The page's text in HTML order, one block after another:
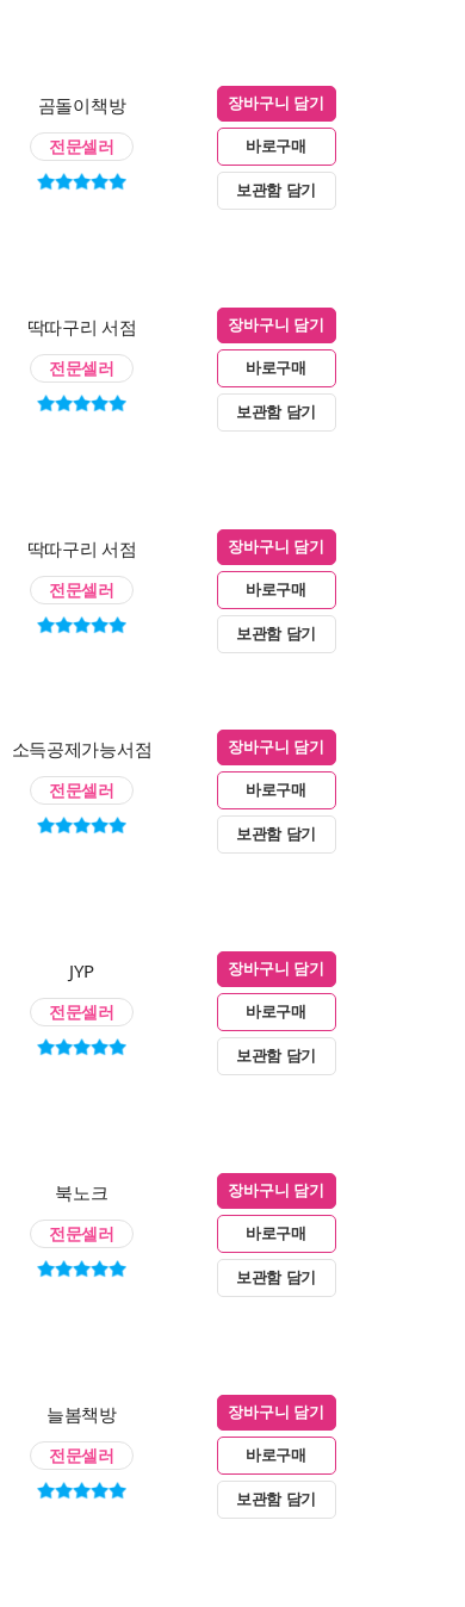
곰돌이책방
전문셀러
장바구니 담기
바로구매
보관함 담기
딱따구리 서점
전문셀러
장바구니 담기
바로구매
보관함 담기
딱따구리 서점
전문셀러
장바구니 담기
바로구매
보관함 담기
소득공제가능서점
전문셀러
장바구니 담기
바로구매
보관함 담기
JYP
전문셀러
장바구니 담기
바로구매
보관함 담기
북노크
전문셀러
장바구니 담기
바로구매
보관함 담기
늘봄책방
전문셀러
장바구니 담기
바로구매
보관함 담기